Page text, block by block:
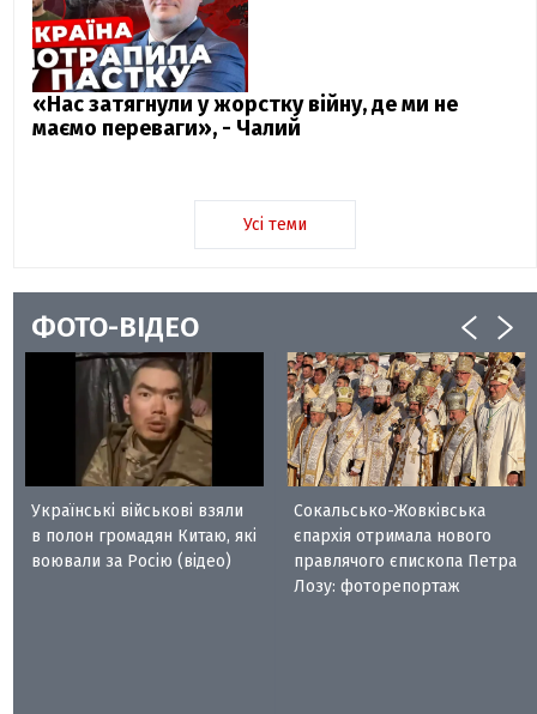
«Нас затягнули у жорстку війну, де ми не
маємо переваги», - Чалий
Усі теми
ФОТО-ВІДЕО
Українські військові взяли
в полон громадян Китаю, які
воювали за Росію (відео)
Сокальсько-Жовківська
єпархія отримала нового
правлячого єпископа Петра
Лозу: фоторепортаж